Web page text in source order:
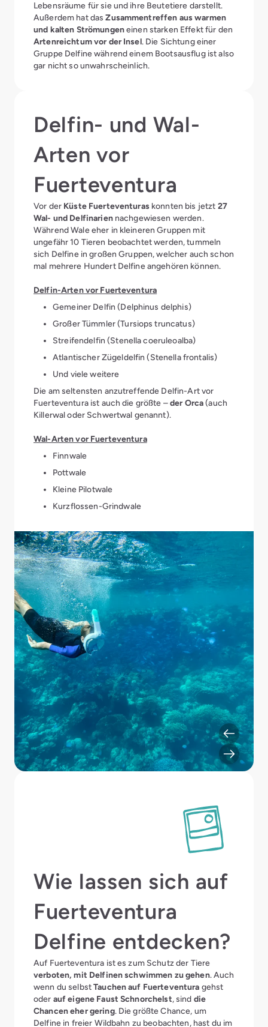
Lebensräume für sie und ihre Beutetiere darstellt.
Außerdem hat dasZusammentreffen aus warmen
und kalten Strömungeneinen starken Effekt für den
Artenreichtum vor der Insel. Die Sichtung einer
Gruppe Delfine während einem Bootsausflug ist also
gar nicht so unwahrscheinlich.
Delfin- und Wal-
Arten vor
Fuerteventura
Vor der Küste Fuerteventuraskonnten bis jetzt 27
Wal- und Delfinariennachgewiesen werden.
Während Wale eher in kleineren Gruppen mit
ungefähr 10 Tieren beobachtet werden, tummeln
sich Delfine in großen Gruppen, welcher auch schon
mal mehrere Hundert Delfine angehören können.
Delfin-Arten vor Fuerteventura
Gemeiner Delfin (Delphinus delphis)
Großer Tümmler (Tursiops truncatus)
Streifendelfin (Stenella coeruleoalba)
Atlantischer Zügeldelfin (Stenella frontalis)
Und viele weitere
Die am seltensten anzutreffende Delfin-Art vor
Fuerteventura ist auch die größte –der Orca(auch
Killerwal oder Schwertwal genannt).
Wal-Arten vor Fuerteventura
Finnwale
Pottwale
Kleine Pilotwale
Kurzflossen-Grindwale
Wie lassen sich auf
Fuerteventura
Delfine entdecken?
Auf Fuerteventura ist es zum Schutz der Tiere
verboten, mit Delfinen schwimmen zu gehen. Auch
wenn du selbstTauchen auf Fuerteventura gehst
oder auf eigene Faust Schnorchelst, sind die
Chancen eher gering. Die größte Chance, um
Delfine in freier Wildbahn zu beobachten, hast du im